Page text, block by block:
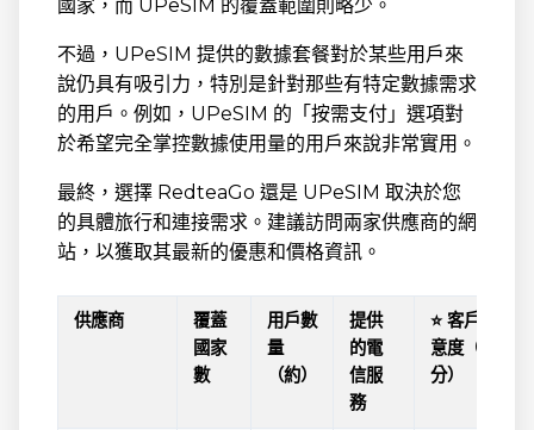
國家，而 UPeSIM 的覆蓋範圍則略少。
不過，UPeSIM 提供的數據套餐對於某些用戶來
說仍具有吸引力，特別是針對那些有特定數據需求
的用戶。例如，UPeSIM 的「按需支付」選項對
於希望完全掌控數據使用量的用戶來說非常實用。
最終，選擇 RedteaGo 還是 UPeSIM 取決於您
的具體旅行和連接需求。建議訪問兩家供應商的網
站，以獲取其最新的優惠和價格資訊。
供應商
覆蓋
國家
數
用戶數
量
（約）
提供
的電
信服
務
⭐ 客戶滿
意度（評
分）